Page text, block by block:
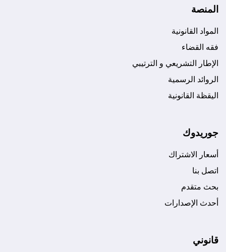
المنصة
المواد القانونية
فقه القضاء
الإطار التشريعي و الترتيبي
الروائد الرسمية
اليقظة القانونية
جوريدوك
أسعار الاشتراك
اتصل بنا
بحث متقدم
أحدث الإصدارات
قانوني